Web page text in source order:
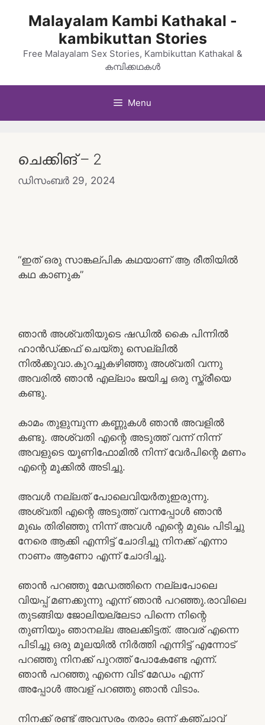
Malayalam Kambi Kathakal -
kambikuttan Stories
Free Malayalam Sex Stories, Kambikuttan Kathakal &
കമ്പിക്കഥകൾ
Menu
ചെക്കിങ് – 2
ഡിസംബർ 29, 2024
“ഇത് ഒരു സാങ്കല്പിക കഥയാണ് ആ രീതിയിൽ
കഥ കാണുക”
ഞാൻ അശ്വതിയുടെ ഷഡിൽ കൈ പിന്നിൽ
ഹാൻഡ്ക്കഫ് ചെയ്‌തു സെല്ലിൽ
നിൽക്കുവാ.കുറച്ചുകഴിഞ്ഞു അശ്വതി വന്നു
അവരിൽ ഞാൻ എല്ലാം ജയിച്ച ഒരു സ്ത്രീയെ
കണ്ടു.
കാമം തുളുമ്പുന്ന കണ്ണുകൾ ഞാൻ അവളിൽ
കണ്ടു. അശ്വതി എന്റെ അടുത്ത് വന്ന് നിന്ന്
അവളുടെ യൂണിഫോമിൽ നിന്ന് വേർപിന്റെ മണം
എന്റെ മൂക്കിൽ അടിച്ചു.
അവൾ നല്ലത് പോലെവിയർതുഇരുന്നു.
അശ്വതി എന്റെ അടുത്ത് വന്നപ്പോൾ ഞാൻ
മുഖം തിരിഞ്ഞു നിന്ന് അവൾ എന്റെ മുഖം പിടിച്ചു
നേരെ ആക്കി എന്നിട്ട് ചോദിച്ചു നിനക്ക് എന്നാ
നാണം ആണോ എന്ന് ചോദിച്ചു.
ഞാൻ പറഞ്ഞു മേഡത്തിനെ നല്ലപോലെ
വിയപ്പ് മണക്കുന്നു എന്ന് ഞാൻ പറഞ്ഞു.രാവിലെ
തുടങ്ങിയ ജോലിയല്ലേടാ പിന്നെ നിന്റെ
തുണിയും ഞാനല്ല അലക്കിട്ടത്. അവര് എന്നെ
പിടിച്ചു ഒരു മൂലയിൽ നിർത്തി എന്നിട്ട് എന്നോട്
പറഞ്ഞു നിനക്ക് പുറത്ത് പോകേണ്ടേ എന്ന്.
ഞാൻ പറഞ്ഞു എന്നെ വിട് മേഡം എന്ന്
അപ്പോൾ അവള് പറഞ്ഞു ഞാൻ വിടാം.
നിനക്ക് രണ്ട് അവസരം തരാം ഒന്ന് കഞ്ചാവ്